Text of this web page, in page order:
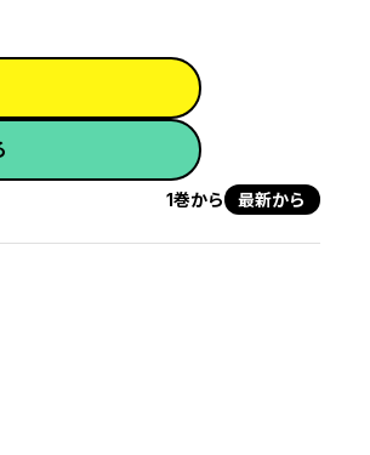
1巻から 最新から